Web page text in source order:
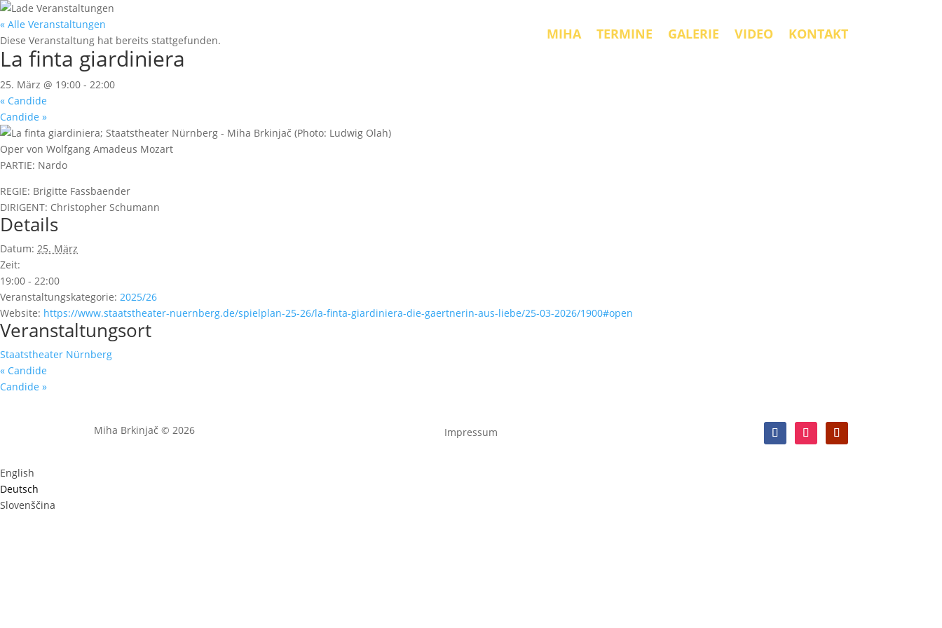
MIHA TERMINE GALERIE VIDEO KONTAKT
« Alle Veranstaltungen
Diese Veranstaltung hat bereits stattgefunden.
La finta giardiniera
25. März @ 19:00 - 22:00
« Candide
Candide »
Oper von Wolfgang Amadeus Mozart
PARTIE: Nardo
REGIE: Brigitte Fassbaender
DIRIGENT: Christopher Schumann
Details
Datum: 25. März
Zeit:
19:00 - 22:00
Veranstaltungskategorie: 2025/26
Website: https://www.staatstheater-nuernberg.de/spielplan-25-26/la-finta-giardiniera-die-gaertnerin-aus-liebe/25-03-2026/1900#open
Veranstaltungsort
Staatstheater Nürnberg
« Candide
Candide »
Miha Brkinjač © 2026 Impressum
English
Deutsch
Slovenščina